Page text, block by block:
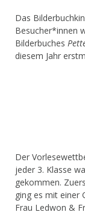
Das
Besucher*innen
Bilderbuches
diesem Jahr
Der
jeder 3. Klasse
gekommen.
ging es mit einer
Frau Ledwon &